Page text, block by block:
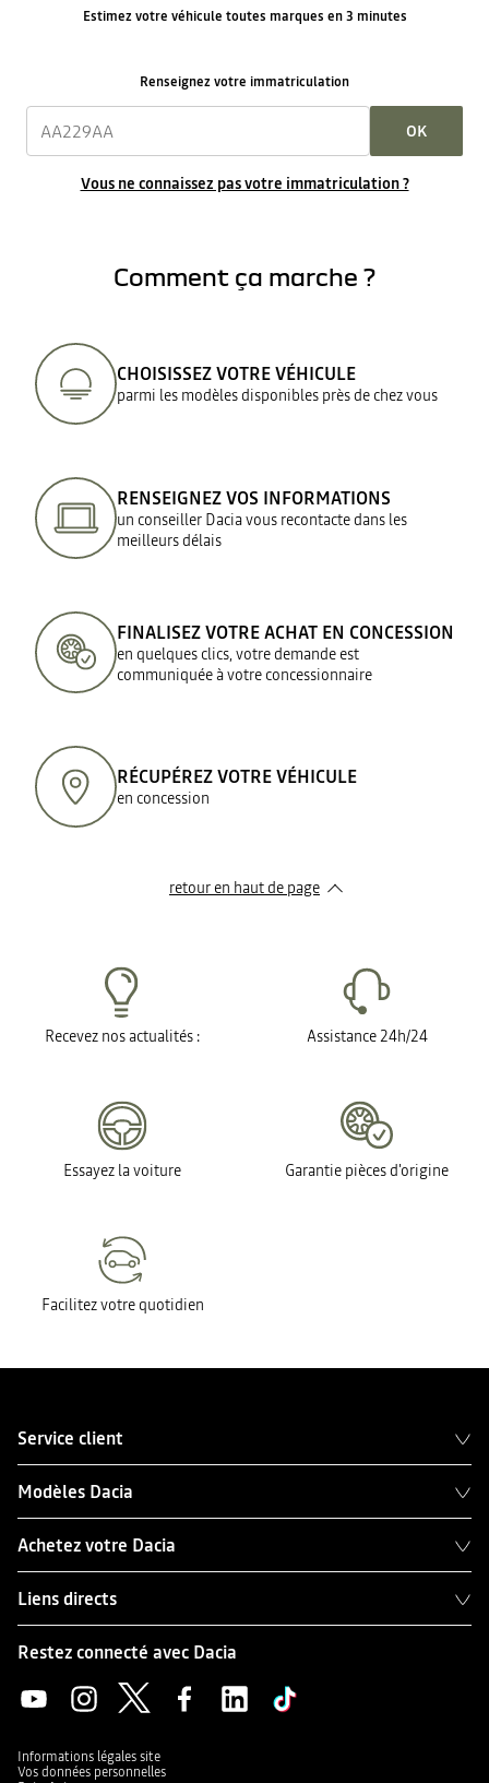
Estimez votre véhicule toutes marques en 3 minutes
Renseignez votre immatriculation
OK
Vous ne connaissez pas votre immatriculation ?
Comment ça marche ?
CHOISISSEZ VOTRE VÉHICULE
parmi les modèles disponibles près de chez vous
RENSEIGNEZ VOS INFORMATIONS
un conseiller Dacia vous recontacte dans les
meilleurs délais
FINALISEZ VOTRE ACHAT EN CONCESSION
en quelques clics, votre demande est
communiquée à votre concessionnaire
RÉCUPÉREZ VOTRE VÉHICULE
en concession
retour en haut de page​
Recevez nos actualités : Assistance 24h/24
Essayez la voiture Garantie pièces d'origine
Facilitez votre quotidien
Service client
Modèles Dacia
Achetez votre Dacia
Liens directs
Restez connecté avec Dacia
Informations légales site
Vos données personnelles